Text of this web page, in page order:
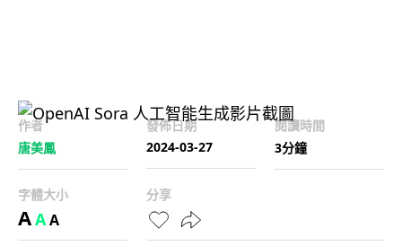
作者
唐美鳳
發佈日期
2024-03-27
閱讀時間
3分鐘
字體大小
AAA
分享